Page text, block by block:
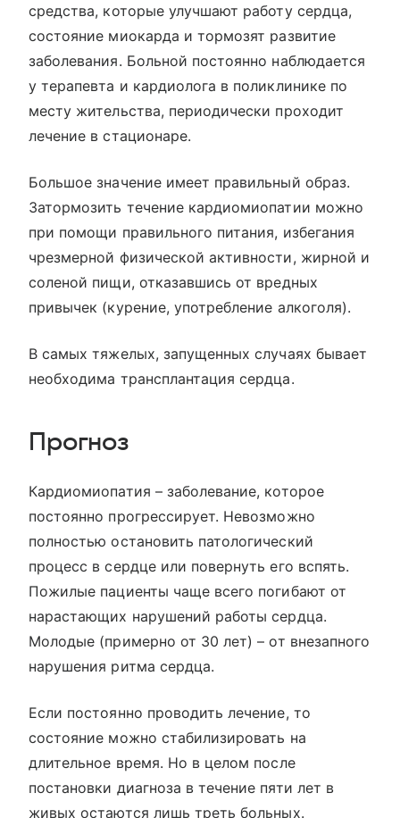
средства, которые улучшают работу сердца,
состояние миокарда и тормозят развитие
заболевания. Больной постоянно наблюдается
у терапевта и кардиолога в поликлинике по
месту жительства, периодически проходит
лечение в стационаре.
Большое значение имеет правильный образ.
Затормозить течение кардиомиопатии можно
при помощи правильного питания, избегания
чрезмерной физической активности, жирной и
соленой пищи, отказавшись от вредных
привычек (курение, употребление алкоголя).
В самых тяжелых, запущенных случаях бывает
необходима трансплантация сердца.
Прогноз
Кардиомиопатия – заболевание, которое
постоянно прогрессирует. Невозможно
полностью остановить патологический
процесс в сердце или повернуть его вспять.
Пожилые пациенты чаще всего погибают от
нарастающих нарушений работы сердца.
Молодые (примерно от 30 лет) – от внезапного
нарушения ритма сердца.
Если постоянно проводить лечение, то
состояние можно стабилизировать на
длительное время. Но в целом после
постановки диагноза в течение пяти лет в
живых остаются лишь треть больных.